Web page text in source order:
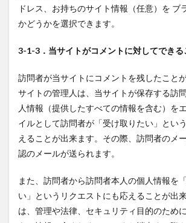
ドレス、お持ちのサイト情報（任意）を ブ
かどうかを選択できます。
3-1-3．当サイトがコメントに対してできる
訪問者が当サイトにコメントを残したこと
サイトの管理人は、当サイトが保存する訪
人情報（提供したすべての情報を含む）を
イルとして訪問者が「受け取りたい」とい
えることが出来ます。その際、訪問者のメ
認のメールが送られます。
また、訪問者から訪問者本人の個人情報を
い」というリクエストにも応えることが出
は、管理や法律、セキュリティ目的のため